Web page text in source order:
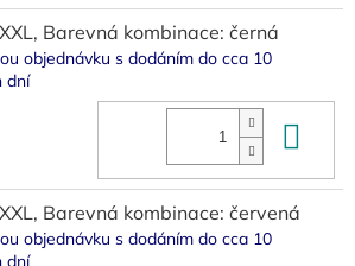
Barevná kombinace: černá
objednávku s dodáním do cca 10
dní
Barevná kombinace: červená
objednávku s dodáním do cca 10
dní